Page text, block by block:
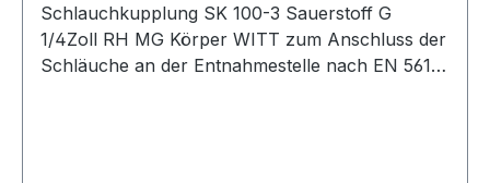
Schlauchkupplung SK 100-3 Sauerstoff G
1/4Zoll RH MG Körper WITT zum Anschluss der
Schläuche an der Entnahmestelle nach EN 561 -